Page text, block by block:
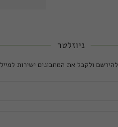
ניוזלטר
ולקבל את המתכונים ישירות למייל